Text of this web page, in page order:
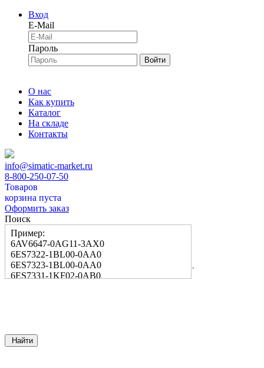
Вход
E-Mail
Пароль
Войти
О нас
Как купить
Каталог
На складе
Контакты
info@simatic-market.ru
8-800-250-07-50
Товаров
корзина пуста
Оформить заказ
Поиск
Пример:
6AV6647-0AG11-3AX0
6ES7322-1BL00-0AA0
6ES7323-1BL00-0AA0
6ES7331-1KF02-0AB0
Найти